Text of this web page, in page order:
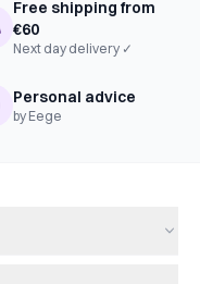
Free shipping from
€60
Next day delivery ✓
Personal advice
by Eege